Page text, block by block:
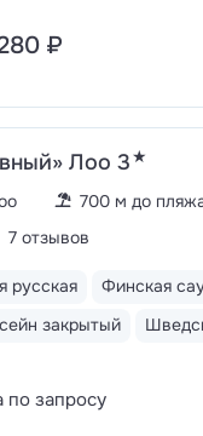
₽
Лоо 3★
700 м до
7 отзывов
русская Финская
закрытый
по запросу